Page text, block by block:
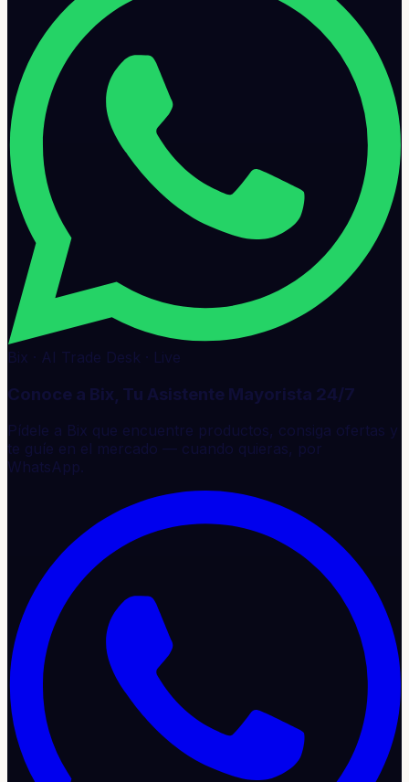
Bix · AI Trade Desk · Live
Conoce a Bix, Tu Asistente Mayorista 24/7
Pídele a Bix que encuentre productos, consiga ofertas y
te guíe en el mercado — cuando quieras, por
WhatsApp.